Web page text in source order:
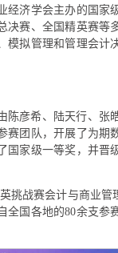
经济学会主办的国家
决赛、全国精英赛等
模拟管理和管理会计
陈彦希、陆天行、张
赛团队，开展了为期
国家级一等奖，并晋
挑战赛会计与商业
全国各地的80余支参